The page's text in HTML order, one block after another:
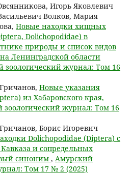
Игорь Яковлевич
Волков, Мария
Новые находки хищных
Dolichopodidae) в
природы и список видов
Ленинградской области
зоологический журнал: Том 16
Новые указания
из Хабаровского края,
зоологический журнал: Том 16
Борис Игоревич
Dolichopodidae (Diptera) с
и сопредельных
синоним , Амурский
Том 17 № 2 (2025)